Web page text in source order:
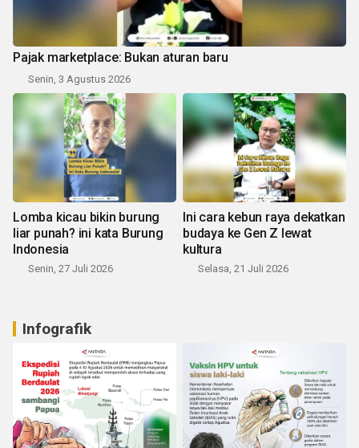
Pajak marketplace: Bukan aturan baru
Senin, 3 Agustus 2026
Lomba kicau bikin burung
liar punah? ini kata Burung
Indonesia
Senin, 27 Juli 2026
Ini cara kebun raya dekatkan
budaya ke Gen Z lewat
kultura
Selasa, 21 Juli 2026
Infografik